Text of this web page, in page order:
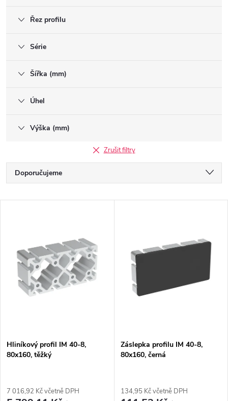
Řez profilu
Série
Šířka (mm)
Úhel
Výška (mm)
Zrušit filtry
Ř
a
r
Doporučujeme
Abecedně
p
p
r
o
Hliníkový profil IM 40-8,
80x160, těžký
7 016,92 Kč včetně DPH
Záslepka profilu IM 40-8,
80x160, černá
134,95 Kč včetně DPH